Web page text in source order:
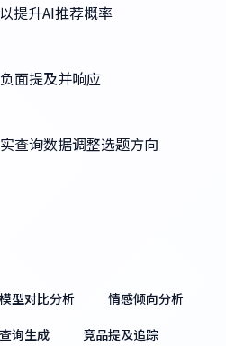
提升AI推荐概率
面提及并响应
查询数据调整选题方向
型对比分析
情感倾向分析
询生成 竞品提及追踪